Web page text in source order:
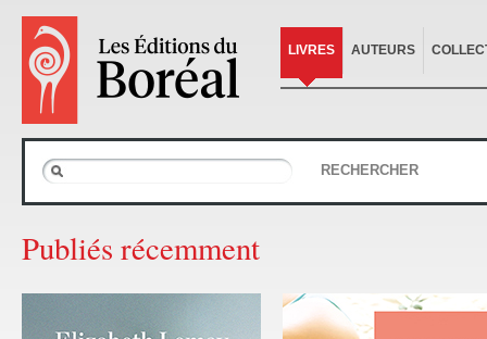
LIVRES AUTEURS
RECHERCHER
Publiés récemment